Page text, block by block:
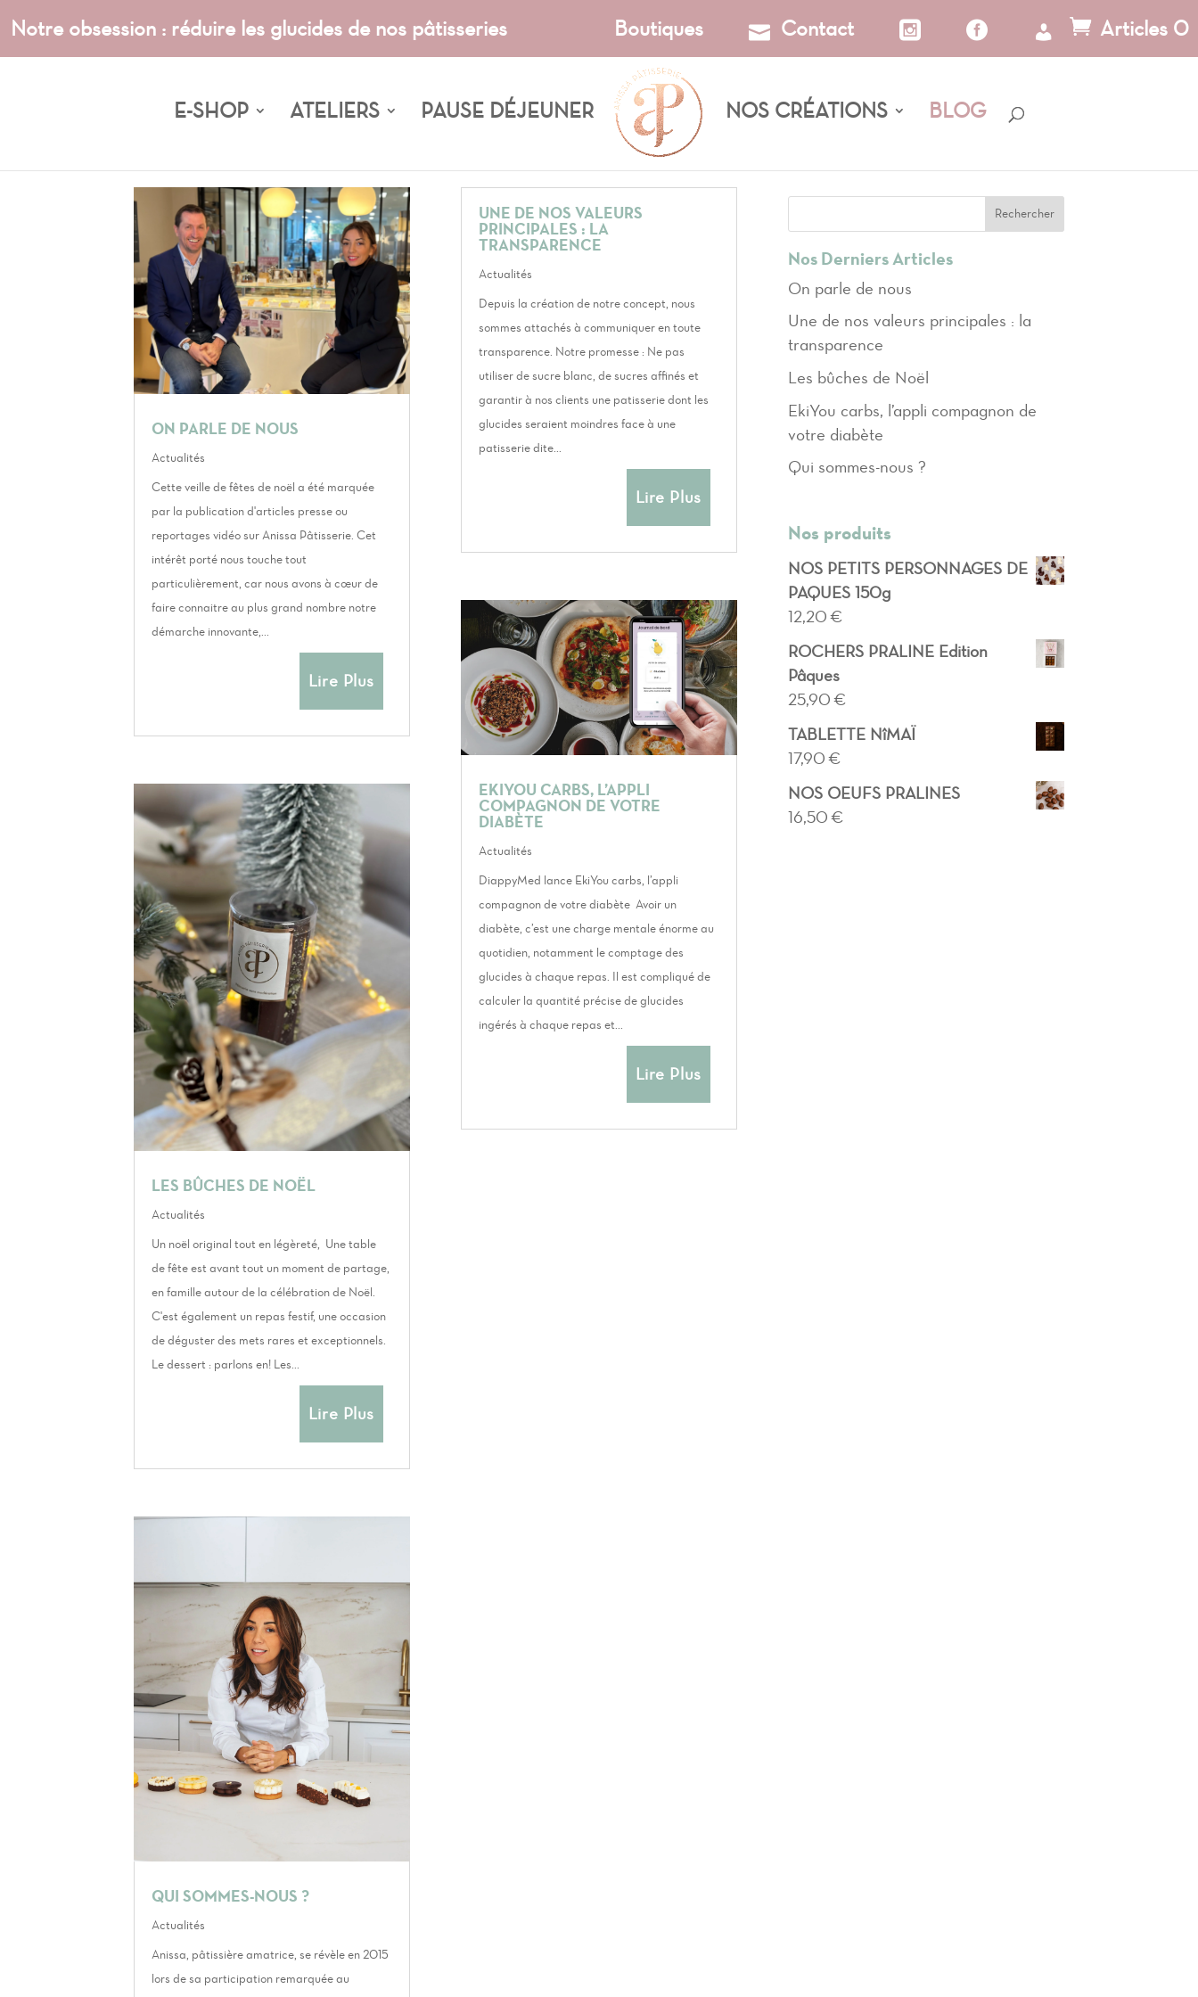
Notre obsession : réduire les glucides de nos pâtisseries Boutiques Contact Articles 0
E-SHOP ATELIERS PAUSE DÉJEUNER NOS CRÉATIONS BLOG
ON PARLE DE NOUS
Actualités
Cette veille de fêtes de noël a été marquée
par la publication d'articles presse ou
reportages vidéo sur Anissa Pâtisserie. Cet
intérêt porté nous touche tout
particulièrement, car nous avons à cœur de
faire connaitre au plus grand nombre notre
démarche innovante,...
Lire Plus
LES BÛCHES DE NOËL
Actualités
Un noël original tout en légèreté, Une table
de fête est avant tout un moment de partage,
en famille autour de la célébration de Noël.
C'est également un repas festif, une occasion
de déguster des mets rares et exceptionnels.
Le dessert : parlons en! Les...
Lire Plus
QUI SOMMES-NOUS ?
Actualités
Anissa, pâtissière amatrice, se révèle en 2015
lors de sa participation remarquée au
UNE DE NOS VALEURS
PRINCIPALES : LA
TRANSPARENCE
Actualités
Depuis la création de notre concept, nous
sommes attachés à communiquer en toute
transparence. Notre promesse : Ne pas
utiliser de sucre blanc, de sucres affinés et
garantir à nos clients une patisserie dont les
glucides seraient moindres face à une
patisserie dite...
Lire Plus
EKIYOU CARBS, L’APPLI
COMPAGNON DE VOTRE
DIABÈTE
Actualités
DiappyMed lance EkiYou carbs, l’appli
compagnon de votre diabète Avoir un
diabète, c’est une charge mentale énorme au
quotidien, notamment le comptage des
glucides à chaque repas. Il est compliqué de
calculer la quantité précise de glucides
ingérés à chaque repas et...
Lire Plus
Rechercher
Nos Derniers Articles
On parle de nous
Une de nos valeurs principales : la
transparence
Les bûches de Noël
EkiYou carbs, l’appli compagnon de
votre diabète
Qui sommes-nous ?
Nos produits
NOS PETITS PERSONNAGES DE
PAQUES 150g
12,20€
ROCHERS PRALINE Edition
Pâques
25,90€
TABLETTE NîMAÏ
17,90€
NOS OEUFS PRALINES
16,50€